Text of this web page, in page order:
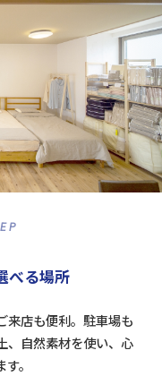
べる場所
来店も便利。駐車場も
、自然素材を使い、心
。